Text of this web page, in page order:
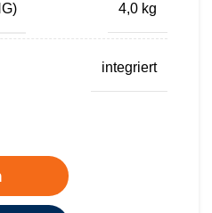
4,0 kg
integriert